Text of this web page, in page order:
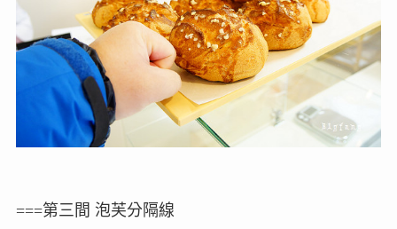
===第三間 泡芙分隔線